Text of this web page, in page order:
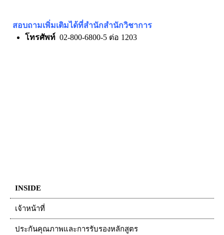
สอบถามเพิ่มเติมได้ที่สำนักสำนักวิชาการ
โทรศัพท์02-800-6800-5 ต่อ 1203
INSIDE
เจ้าหน้าที่
ประกันคุณภาพและการรับรองหลักสูตร